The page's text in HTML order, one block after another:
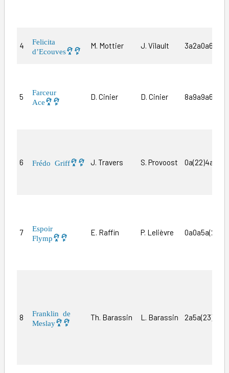
4
Felicita
d’Ecouves
M. Mottier J. Vilault 3a2a0a6a5a
5
Farceur
Ace
D. Cinier D. Cinier 8a9a9a6m4a
6 Frédo Griff J. Travers S. Provoost 0a(22)4a8a
7
Espoir
Flymp
E. Raffin P. Lelièvre 0a0a5a(23)
8
Franklin de
Meslay
Th. Barassin L. Barassin 2a5a(23)Dm